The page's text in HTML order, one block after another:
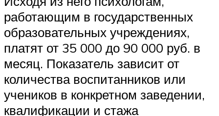
работающим в государственных
образовательных учреждениях,
платят от 35 000 до 90 000 руб. в
месяц. Показатель зависит от
количества воспитанников или
учеников в конкретном заведении,
квалификации и стажа